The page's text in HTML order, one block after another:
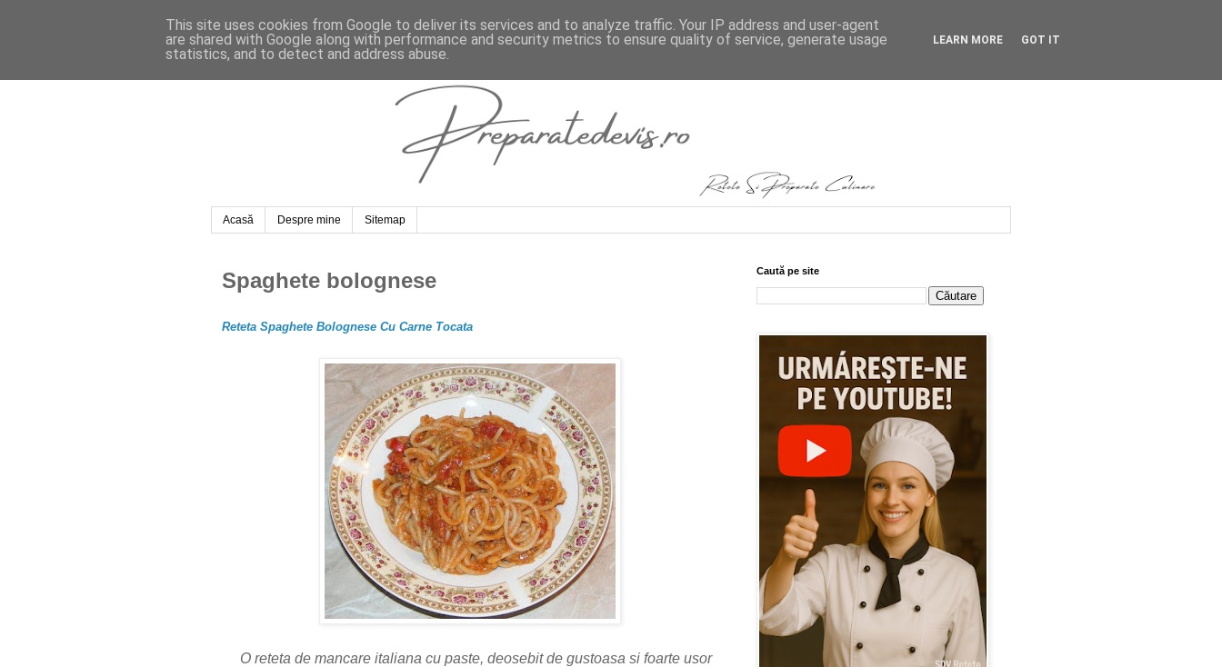
Acasă Despre mine Sitemap
Spaghete bolognese
Reteta Spaghete Bolognese Cu Carne Tocata
O reteta de mancare italiana cu paste, deosebit de gustoasa si foarte usor
Caută pe site
This site uses cookies from Google to deliver its services and to analyze traffic. Your IP address and user-agent
are shared with Google along with performance and security metrics to ensure quality of service, generate usage
statistics, and to detect and address abuse.
LEARN MORE GOT IT